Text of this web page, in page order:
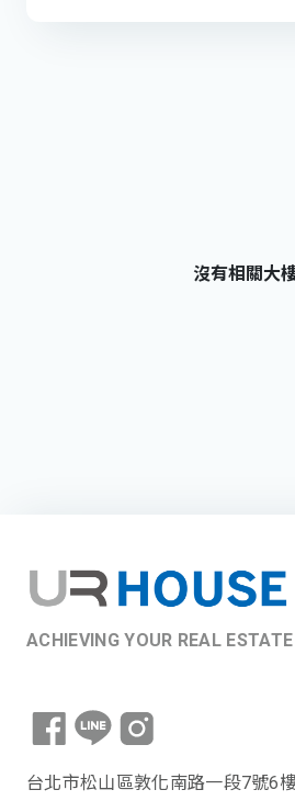
沒有相關大
ACHIEVING YOUR REAL
台北市松山區敦化南路一段7號6